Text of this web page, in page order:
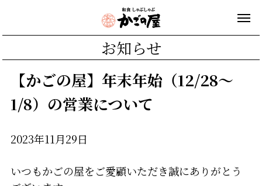
お知らせ
【かごの屋】年末年始（12/28～
1/8）の営業について
2023年11月29日
いつもかごの屋をご愛顧いただき誠にありがとう